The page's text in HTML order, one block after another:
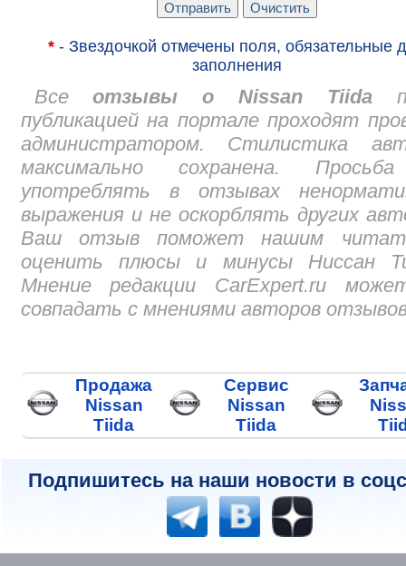
*- Звездочкой отмечены поля, обязательные
заполнения
Всеотзывы о Nissan Tiida
публикацией на портале проходят
администратором. Стилистика
максимально сохранена.
употреблять в отзывах
выражения и не оскорблять других
Ваш отзыв поможет нашим
оценить плюсы и минусы Ниссан
Мнение редакции CarExpert.ru
совпадать с мнениями авторов
Продажа
Nissan
Tiida
Сервис
Nissan
Tiida
Подпишитесь на наши новости в